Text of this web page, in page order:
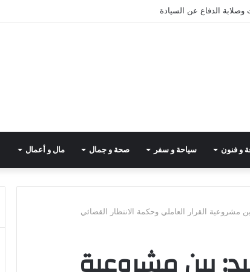
وصلابة الدفاع عن السيادة
و فنون سياحة و سفر صحة و جمال مال و أعمال
القرار العاملي وحكمة الانتظار القضائي